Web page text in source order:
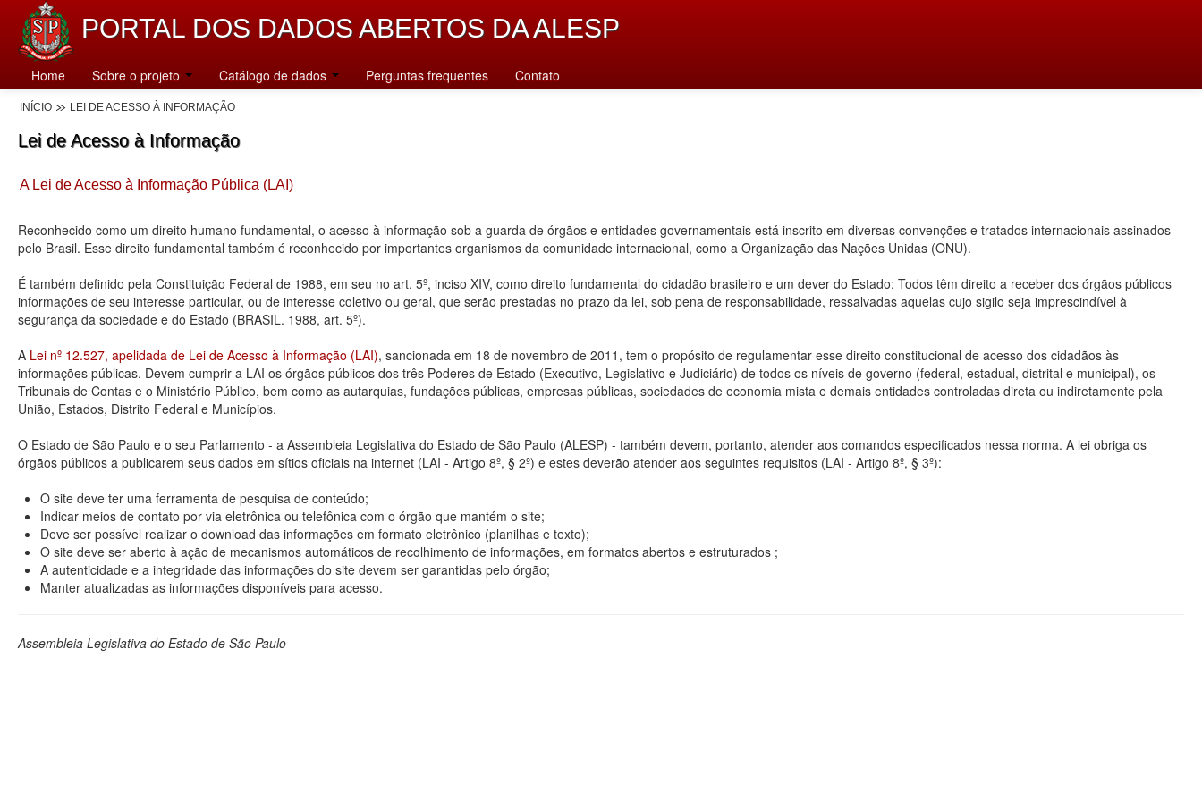
PORTAL DOS DADOS ABERTOS DA ALESP
Home Sobre o projeto Catálogo de dados Perguntas frequentes Contato
INÍCIO LEI DE ACESSO À INFORMAÇÃO
Lei de Acesso à Informação
A Lei de Acesso à Informação Pública (LAI)
Reconhecido como um direito humano fundamental, o acesso à informação sob a guarda de órgãos e entidades governamentais está inscrito em diversas convenções e tratados internacionais assinados
pelo Brasil. Esse direito fundamental também é reconhecido por importantes organismos da comunidade internacional, como a Organização das Nações Unidas (ONU).
É também definido pela Constituição Federal de 1988, em seu no art. 5º, inciso XIV, como direito fundamental do cidadão brasileiro e um dever do Estado: Todos têm direito a receber dos órgãos públicos
informações de seu interesse particular, ou de interesse coletivo ou geral, que serão prestadas no prazo da lei, sob pena de responsabilidade, ressalvadas aquelas cujo sigilo seja imprescindível à
segurança da sociedade e do Estado (BRASIL. 1988, art. 5º).
A Lei nº 12.527, apelidada de Lei de Acesso à Informação (LAI), sancionada em 18 de novembro de 2011, tem o propósito de regulamentar esse direito constitucional de acesso dos cidadãos às
informações públicas. Devem cumprir a LAI os órgãos públicos dos três Poderes de Estado (Executivo, Legislativo e Judiciário) de todos os níveis de governo (federal, estadual, distrital e municipal), os
Tribunais de Contas e o Ministério Público, bem como as autarquias, fundações públicas, empresas públicas, sociedades de economia mista e demais entidades controladas direta ou indiretamente pela
União, Estados, Distrito Federal e Municípios.
O Estado de São Paulo e o seu Parlamento - a Assembleia Legislativa do Estado de São Paulo (ALESP) - também devem, portanto, atender aos comandos especificados nessa norma. A lei obriga os
órgãos públicos a publicarem seus dados em sítios oficiais na internet (LAI - Artigo 8º, § 2º) e estes deverão atender aos seguintes requisitos (LAI - Artigo 8º, § 3º):
O site deve ter uma ferramenta de pesquisa de conteúdo;
Indicar meios de contato por via eletrônica ou telefônica com o órgão que mantém o site;
Deve ser possível realizar o download das informações em formato eletrônico (planilhas e texto);
O site deve ser aberto à ação de mecanismos automáticos de recolhimento de informações, em formatos abertos e estruturados ;
A autenticidade e a integridade das informações do site devem ser garantidas pelo órgão;
Manter atualizadas as informações disponíveis para acesso.
Assembleia Legislativa do Estado de São Paulo